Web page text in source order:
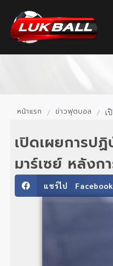
หน้าแรก / ข่าวฟุตบอล / เ
เปิดเผยการป
มาร์เซย์ หลังก
แชร์ไป Facebook